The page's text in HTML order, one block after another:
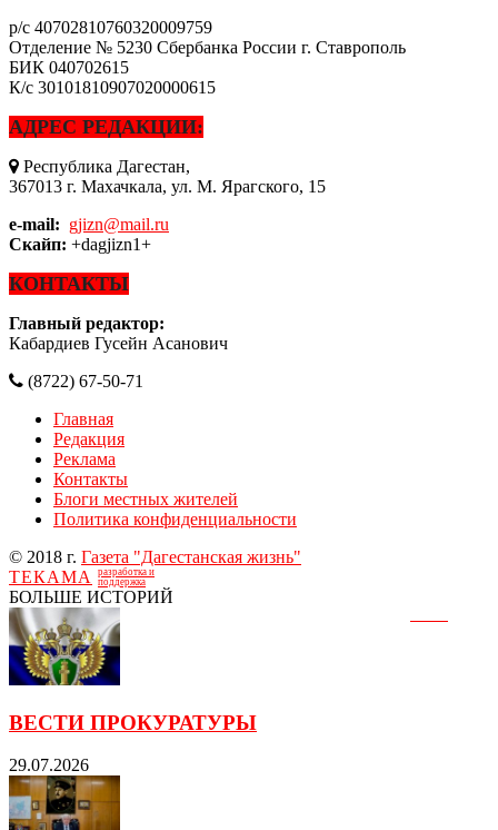
р/с 40702810760320009759
Отделение № 5230 Сбербанка России г. Ставрополь
БИК 040702615
К/с 30101810907020000615
АДРЕС РЕДАКЦИИ:
Республика Дагестан,
367013 г. Махачкала, ул. М. Ярагского, 15
e-mail: gjizn@mail.ru
Скайп: +dagjizn1+
КОНТАКТЫ
Главный редактор:
Кабардиев Гусейн Асанович
(8722) 67-50-71
Главная
Редакция
Реклама
Контакты
Блоги местных жителей
Политика конфиденциальности
© 2018 г. Газета "Дагестанская жизнь"
ТЕКАМА
разработка и
поддержка
БОЛЬШЕ ИСТОРИЙ
ВЕСТИ ПРОКУРАТУРЫ
29.07.2026